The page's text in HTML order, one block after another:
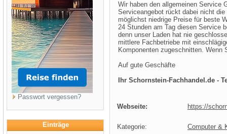
Passwort vergessen?
Einträge
Wir haben den allgemeinen Service
Serviceangebot rückt dabei nicht
möglichst niedrige Preise für beste
24 Stunden am Tag diesen Service
denn unser Laden hat nie
mittlere Fachbetriebe mit
Komponenten zugeschnitten.
Auf gute Geschäfte
Ihr Schornstein-Fachhandel.de -
Webseite: https://
Kategorie:
Computer &